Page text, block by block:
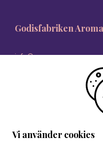
Godisfabriken Aroma
info@aroma.se
Vi använder cookies